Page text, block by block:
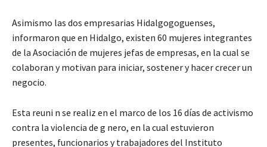
Asimismo las dos empresarias Hidalgogoguenses,
informaron que en Hidalgo, existen 60 mujeres integrantes
de la Asociación de mujeres jefas de empresas, en la cual se
colaboran y motivan para iniciar, sostener y hacer crecer un
negocio.
Esta reuni n se realiz en el marco de los 16 días de activismo
contra la violencia de g nero, en la cual estuvieron
presentes, funcionarios y trabajadores del Instituto